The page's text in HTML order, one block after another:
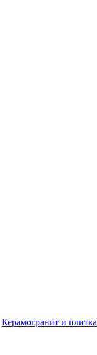
Керамогранит и плитка